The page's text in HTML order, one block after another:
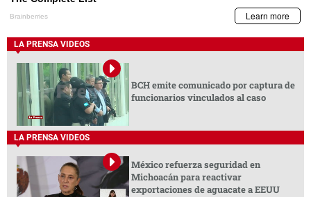
LA PRENSA VIDEOS
BCH emite comunicado por captura de
funcionarios vinculados al caso
LA PRENSA VIDEOS
México refuerza seguridad en
Michoacán para reactivar
exportaciones de aguacate a EEUU